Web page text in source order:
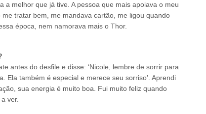
a melhor que já tive. A pessoa que mais apoiava o meu
tratar bem, me mandava cartão, me ligou quando
época, nem namorava mais o Thor.
antes do desfile e disse: ‘Nicole, lembre de sorrir para
Ela também é especial e merece seu sorriso’. Aprendi
sua energia é muito boa. Fui muito feliz quando
ver.